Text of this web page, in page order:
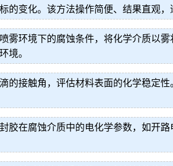
的变化。该方法操作简便、结果直观，
雾环境下的腐蚀条件，将化学介质以
境。
的接触角，评估材料表面的化学稳定
胶在腐蚀介质中的电化学参数，如开